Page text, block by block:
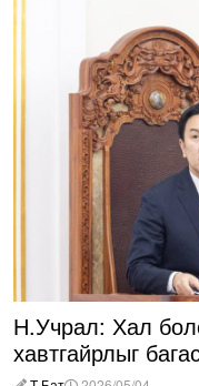
Н.Учрал: Хал
хавтгайрлыг